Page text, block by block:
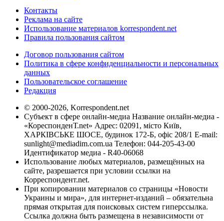
Контакты
Реклама на сайте
Использование материалов korrespondent.net
Правила пользования сайтом
Договор пользования сайтом
Политика в сфере конфиденциальности и персональных
данных
Пользовательское соглашение
Редакция
© 2000-2026, Korrespondent.net
Субъект в сфере онлайн-медиа Название онлайн-медиа -
«КореспонденТ.net» Адрес: 02091, місто Київ,
ХАРКІВСЬКЕ ШОСЕ, будинок 172-Б, офіс 208/1 E-mail:
sunlight@mediadim.com.ua Телефон: 044-205-43-00
Идентификатор медиа - R40-06068
Использование любых материалов, размещённых на
сайте, разрешается при условии ссылки на
Корреспондент.net.
При копировании материалов со страницы «Новости
Украины и мира», для интернет-изданий – обязательна
прямая открытая для поисковых систем гиперссылка.
Ссылка должна быть размещена в независимости от